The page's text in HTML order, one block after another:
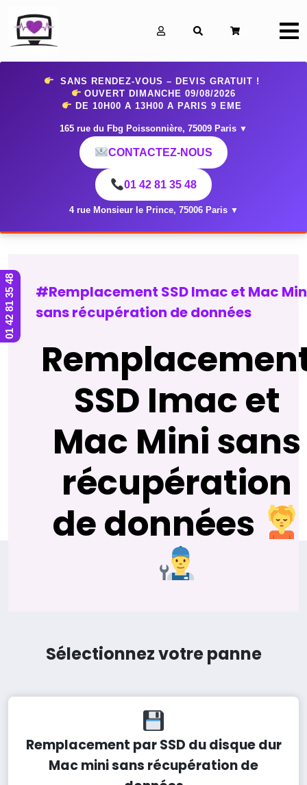
SANS RENDEZ-VOUS – DEVIS GRATUIT !
OUVERT DIMANCHE 09/08/2026
DE 10H00 A 13H00 A PARIS 9 EME
165 rue du Fbg Poissonnière, 75009 Paris ▼
CONTACTEZ-NOUS
01 42 81 35 48
4 rue Monsieur le Prince, 75006 Paris ▼
#Remplacement SSD Imac et Mac
sans récupération de données
SSD Imac et
Mac Mini sans
récupération
de données
Sélectionnez votre panne
Remplacement par SSD du disque dur
Mac mini sans récupération de
01 42 81 35 48